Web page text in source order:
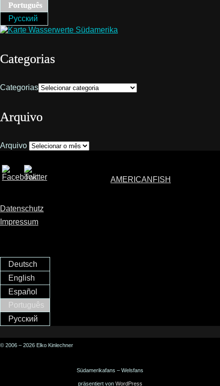
Português
Русский
Categorias
Categorias
Arquivo
Arquivo
AMERICANFISH
Datenschutz
Impressum
Deutsch
English
Español
Português
Русский
© 2006 – 2026 Elko Kinlechner
Südamerikafans – Welsfans
präsentiert von WordPress